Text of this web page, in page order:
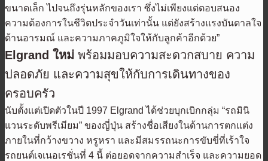
ขนาดเล็ก ไปจนถึงรุ่นหลักของเรา ซึ่งไม่เพียงแต่ตอบสนอง
ความต้องการในชีวิตประจำวันเท่านั้น แต่ยังสร้างแรงบันดาลใจ
ด้านอารมณ์ และความภาคภูมิใจให้กับลูกค้าอีกด้วย”
Elgrand ใหม่ พร้อมมอบความสะดวกสบาย ความ
ปลอดภัย และความสุขให้กับการเดินทางของ
ครอบครัว
นับตั้งแต่เปิดตัวในปี 1997 Elgrand ได้ช่วยบุกเบิกกลุ่ม “รถมินิ
แวนระดับพรีเมียม” ของญี่ปุ่น สร้างชื่อเสียงในด้านการตกแต่ง
ภายในที่กว้างขวาง หรูหรา และมีสมรรถนะการขับขี่ที่เร้าใจ
รถยนต์เจเนอเรชั่นที่ 4 นี้ ต่อยอดจากความสำเร็จ และความยอด